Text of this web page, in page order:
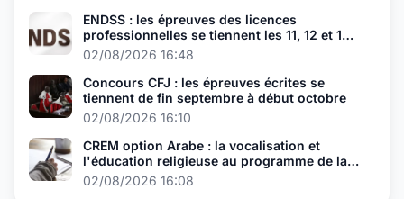
ENDSS : les épreuves des licences
professionnelles se tiennent les 11, 12 et 13
août
02/08/2026 16:48
Concours CFJ : les épreuves écrites se
tiennent de fin septembre à début octobre
02/08/2026 16:10
CREM option Arabe : la vocalisation et
l'éducation religieuse au programme de la
présélection
02/08/2026 16:08